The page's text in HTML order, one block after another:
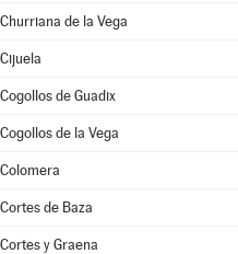
Churriana de la Vega
Cijuela
Cogollos de Guadix
Cogollos de la Vega
Colomera
Cortes de Baza
Cortes y Graena